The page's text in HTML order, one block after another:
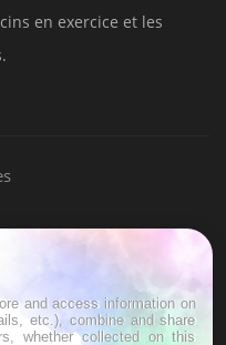
en exercice et les
and access information on
etc.), combine and share
whether collected on this